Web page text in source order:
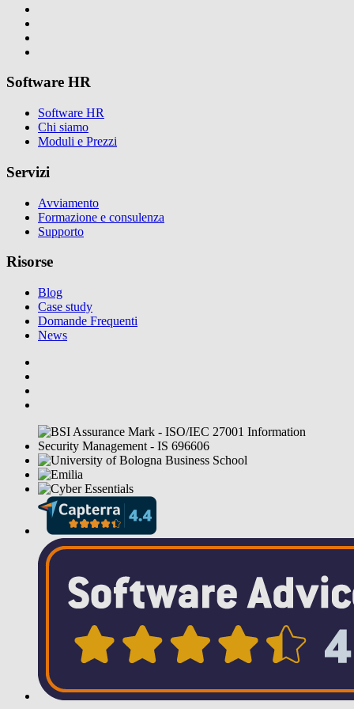
Software HR
Software HR
Chi siamo
Moduli e Prezzi
Servizi
Avviamento
Formazione e consulenza
Supporto
Risorse
Blog
Case study
Domande Frequenti
News